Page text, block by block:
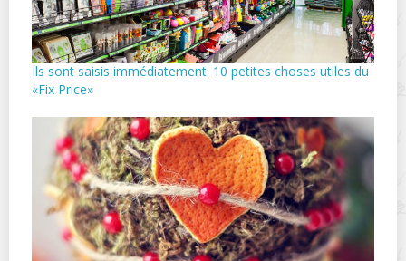
Ils sont saisis immédiatement: 10 petites choses utiles du
«Fix Price»